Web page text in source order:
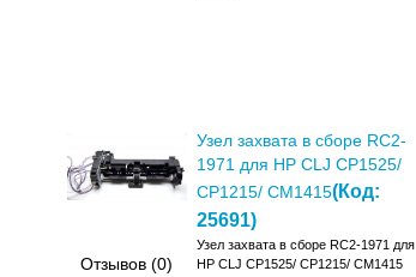
Отзывов (0)
Узел захвата в сборе RC2-
1971 для HP CLJ CP1525/
CP1215/ CM1415(Код:
25691)
Узел захвата в сборе RC2-1971 для
HP CLJ CP1525/ CP1215/ CM1415